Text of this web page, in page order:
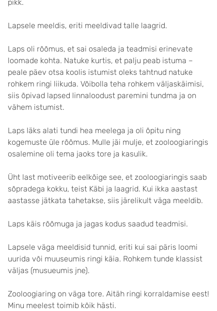
pikk.
Lapsele meeldis, eriti meeldivad talle laagrid.
Laps oli rõõmus, et sai osaleda ja teadmisi erinevate
loomade kohta. Natuke kurtis, et palju peab istuma –
peale päev otsa koolis istumist oleks tahtnud natuke
rohkem ringi liikuda. Võibolla teha rohkem väljaskäimisi,
siis õpivad lapsed linnaloodust paremini tundma ja on
vähem istumist.
Laps läks alati tundi hea meelega ja oli õpitu ning
kogemuste üle rõõmus. Mulle jäi mulje, et zooloogiaringis
osalemine oli tema jaoks tore ja kasulik.
Üht last motiveerib eelkõige see, et zooloogiaringis saab
sõpradega kokku, teist Käbi ja laagrid. Kui ikka aastast
aastasse jätkata tahetakse, siis järelikult väga meeldib.
Laps käis rõõmuga ja jagas kodus saadud teadmisi.
Lapsele väga meeldisid tunnid, eriti kui sai päris loomi
uurida või muuseumis ringi käia. Rohkem tunde klassist
väljas (musueumis jne).
Zooloogiaring on väga tore. Aitäh ringi korraldamise eest!
Minu meelest toimib kõik hästi.